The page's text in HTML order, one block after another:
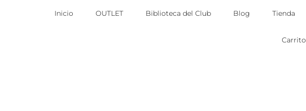
Inicio OUTLET Biblioteca del Club Blog Tienda
Carrito